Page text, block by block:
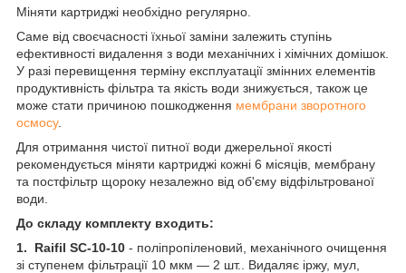
Міняти картриджі необхідно регулярно.
Саме від своєчасності їхньої заміни залежить ступінь
ефективності видалення з води механічних і хімічних домішок.
У разі перевищення терміну експлуатації змінних елементів
продуктивність фільтра та якість води знижується, також це
може стати причиною пошкодження мембрани зворотного
осмосу.
Для отримання чистої питної води джерельної якості
рекомендується міняти картриджі кожні 6 місяців, мембрану
та постфільтр щороку незалежно від об'єму відфільтрованої
води.
До складу комплекту входить:
1.
Raifil SC-10-10 - поліпропіленовий, механічного очищення
зі ступенем фільтрації 10 мкм — 2 шт.. Видаляє іржу, мул,